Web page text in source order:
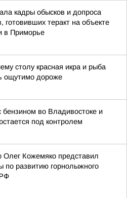
кадры обысков и допроса
готовивших теракт на объекте
в Приморье
столу красная икра и рыба
ощутимо дороже
бензином во Владивостоке и
под контролем
Олег Кожемяко представил
по развитию горнолыжного